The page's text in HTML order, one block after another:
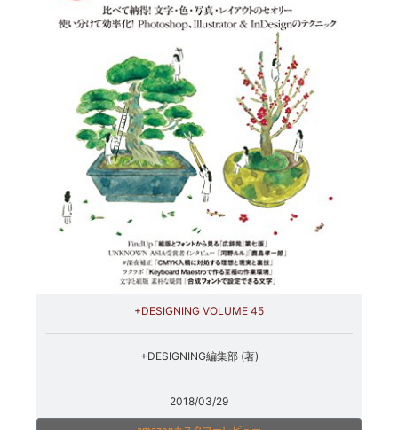
+DESIGNING VOLUME 45
+DESIGNING編集部 (著)
2018/03/29